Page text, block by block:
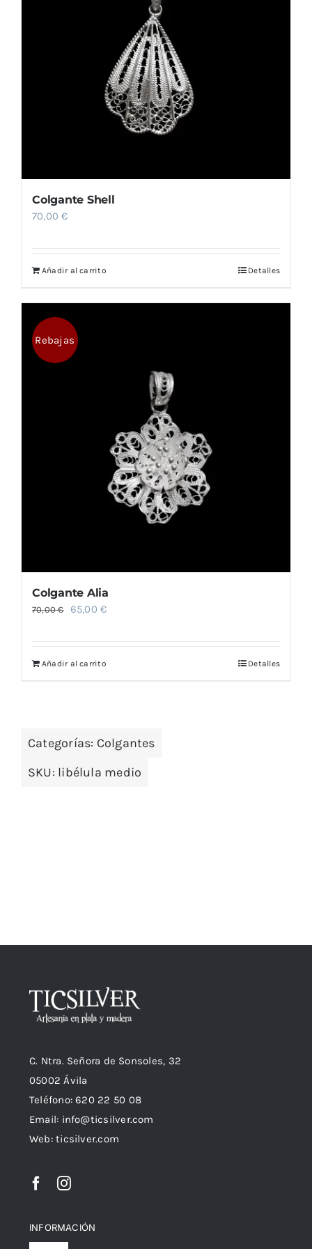
Colgante Shell
70,00€
Añadir al carrito Detalles
Rebajas
Colgante Alia
70,00€
El
era:
65,00€El
Añadir al carrito Detalles
Categorías: Colgantes
SKU: libélula medio
C. Ntra. Señora de Sonsoles, 32
05002 Ávila
Teléfono: 620 22 50 08
Email: info@ticsilver.com
Web: ticsilver.com
INFORMACIÓN